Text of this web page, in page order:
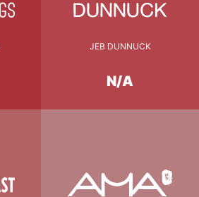
JEB DUNNUCK
N/A